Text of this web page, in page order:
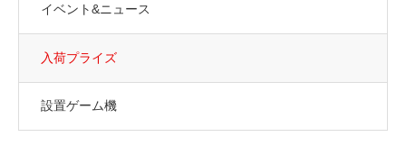
イベント&ニュース
入荷プライズ
設置ゲーム機